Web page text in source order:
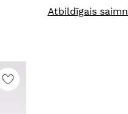
Atbildīgais